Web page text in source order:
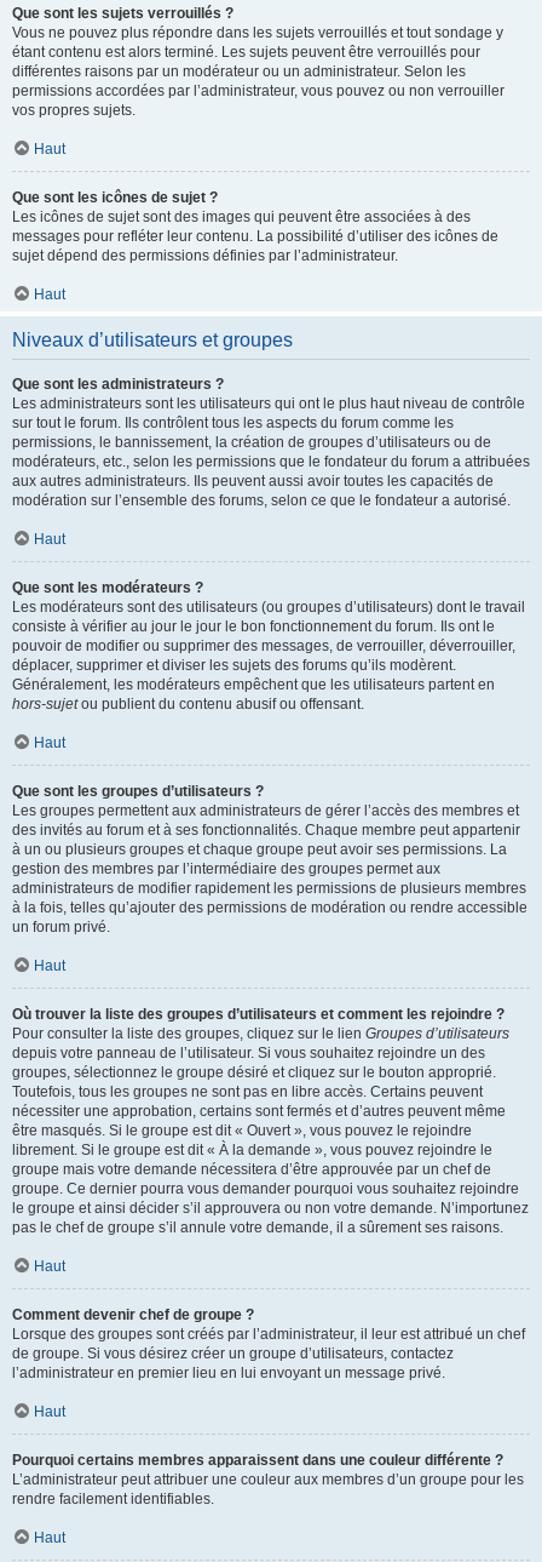
Que sont les sujets verrouillés ?
Vous ne pouvez plus répondre dans les sujets verrouillés et tout sondage y
étant contenu est alors terminé. Les sujets peuvent être verrouillés pour
différentes raisons par un modérateur ou un administrateur. Selon les
permissions accordées par l’administrateur, vous pouvez ou non verrouiller
vos propres sujets.
Haut
Que sont les icônes de sujet ?
Les icônes de sujet sont des images qui peuvent être associées à des
messages pour refléter leur contenu. La possibilité d’utiliser des icônes de
sujet dépend des permissions définies par l’administrateur.
Haut
Niveaux d’utilisateurs et groupes
Que sont les administrateurs ?
Les administrateurs sont les utilisateurs qui ont le plus haut niveau de contrôle
sur tout le forum. Ils contrôlent tous les aspects du forum comme les
permissions, le bannissement, la création de groupes d’utilisateurs ou de
modérateurs, etc., selon les permissions que le fondateur du forum a attribuées
aux autres administrateurs. Ils peuvent aussi avoir toutes les capacités de
modération sur l’ensemble des forums, selon ce que le fondateur a autorisé.
Haut
Que sont les modérateurs ?
Les modérateurs sont des utilisateurs (ou groupes d’utilisateurs) dont le travail
consiste à vérifier au jour le jour le bon fonctionnement du forum. Ils ont le
pouvoir de modifier ou supprimer des messages, de verrouiller, déverrouiller,
déplacer, supprimer et diviser les sujets des forums qu’ils modèrent.
Généralement, les modérateurs empêchent que les utilisateurs partent en
hors-sujetou publient du contenu abusif ou offensant.
Haut
Que sont les groupes d’utilisateurs ?
Les groupes permettent aux administrateurs de gérer l’accès des membres et
des invités au forum et à ses fonctionnalités. Chaque membre peut appartenir
à un ou plusieurs groupes et chaque groupe peut avoir ses permissions. La
gestion des membres par l’intermédiaire des groupes permet aux
administrateurs de modifier rapidement les permissions de plusieurs membres
à la fois, telles qu’ajouter des permissions de modération ou rendre accessible
un forum privé.
Haut
Où trouver la liste des groupes d’utilisateurs et comment les rejoindre ?
Pour consulter la liste des groupes, cliquez sur le lien Groupes d’utilisateurs
depuis votre panneau de l’utilisateur. Si vous souhaitez rejoindre un des
groupes, sélectionnez le groupe désiré et cliquez sur le bouton approprié.
Toutefois, tous les groupes ne sont pas en libre accès. Certains peuvent
nécessiter une approbation, certains sont fermés et d’autres peuvent même
être masqués. Si le groupe est dit « Ouvert », vous pouvez le rejoindre
librement. Si le groupe est dit « À la demande », vous pouvez rejoindre le
groupe mais votre demande nécessitera d’être approuvée par un chef de
groupe. Ce dernier pourra vous demander pourquoi vous souhaitez rejoindre
le groupe et ainsi décider s’il approuvera ou non votre demande. N’importunez
pas le chef de groupe s’il annule votre demande, il a sûrement ses raisons.
Haut
Comment devenir chef de groupe ?
Lorsque des groupes sont créés par l’administrateur, il leur est attribué un chef
de groupe. Si vous désirez créer un groupe d’utilisateurs, contactez
l’administrateur en premier lieu en lui envoyant un message privé.
Haut
Pourquoi certains membres apparaissent dans une couleur différente ?
L’administrateur peut attribuer une couleur aux membres d’un groupe pour les
rendre facilement identifiables.
Haut